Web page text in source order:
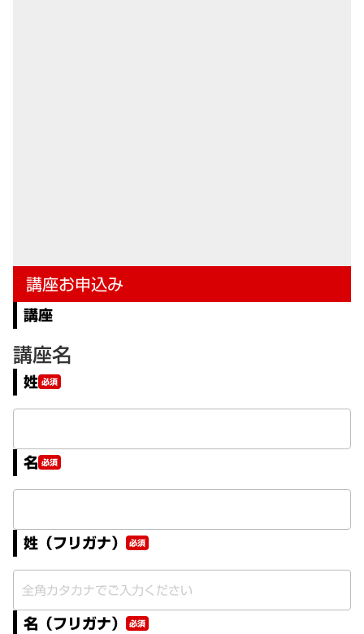
講座お申込み
講座
講座名
姓 必須
名 必須
姓（フリガナ） 必須
名（フリガナ） 必須